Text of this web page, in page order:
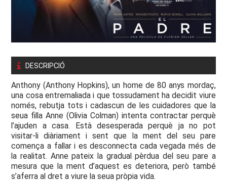
DESCRIPCIÓ
Anthony (Anthony Hopkins), un home de 80 anys mordaç,
una cosa entremaliada i que tossudament ha decidit viure
només, rebutja tots i cadascun de les cuidadores que la
seua filla Anne (Olivia Colman) intenta contractar perquè
l’ajuden a casa. Està desesperada perquè ja no pot
visitar-li diàriament i sent que la ment del seu pare
comença a fallar i es desconnecta cada vegada més de
la realitat. Anne pateix la gradual pèrdua del seu pare a
mesura que la ment d’aquest es deteriora, però també
s’aferra al dret a viure la seua pròpia vida.